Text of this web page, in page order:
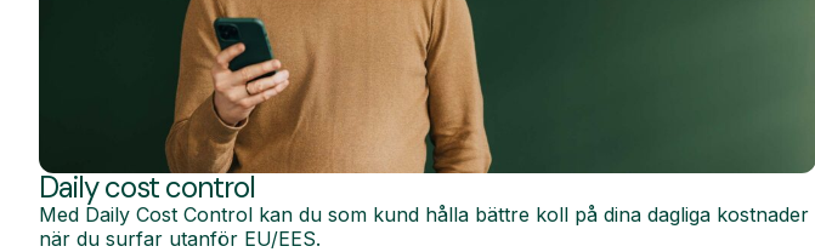
Daily cost control
Med Daily Cost Control kan du som kund hålla bättre koll på dina dagliga kostnader
när du surfar utanför EU/EES.